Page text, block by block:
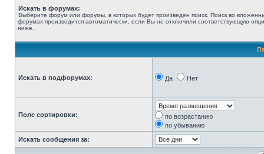
Искать в форумах:
Выберите форум или форумы, в которых будет произведен поиск. Поиск во
форумах производится автоматически, если Вы не отключили соответствующую
ниже.
Искать в подфорумах: Да Нет
Поле сортировки:
по возрастанию
по убыванию
Искать сообщения за: